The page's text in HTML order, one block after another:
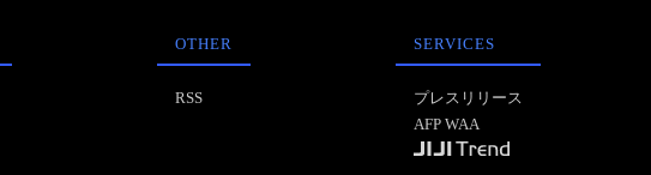
OTHER
RSS
SERVICES
プレスリリース
AFP WAA